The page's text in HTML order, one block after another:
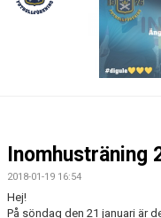
TRUPPEN
MEDLEMSANMÄLAN
Inomhusträning
2018-01-19 16:54
Hej!
På söndag den 21 januari är